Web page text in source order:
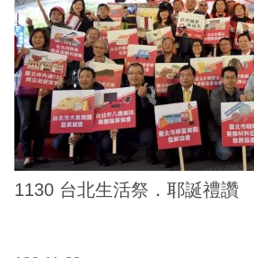
1130 台北生活祭．耶誕禮讚